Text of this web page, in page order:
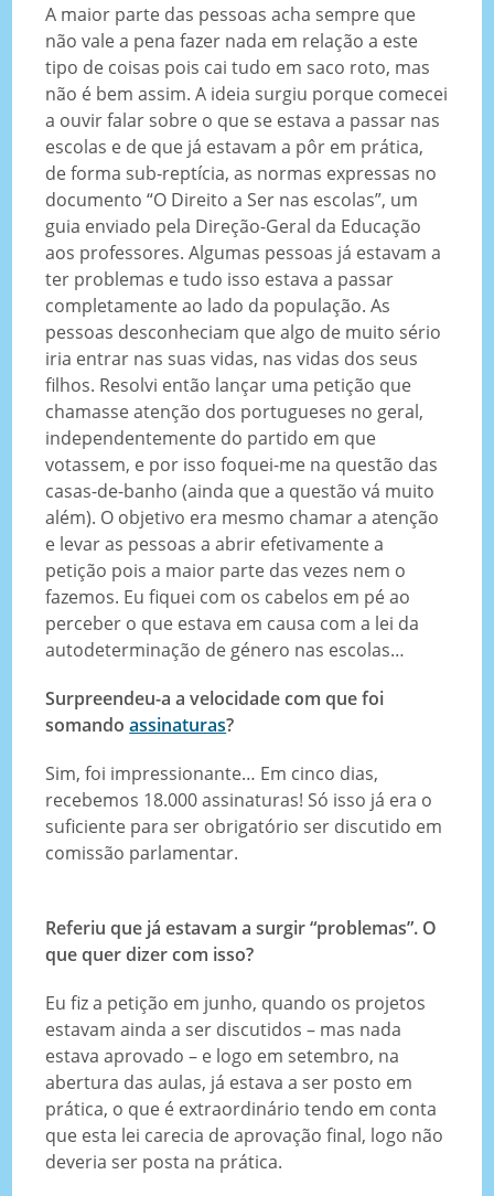
A maior parte das pessoas acha sempre que
não vale a pena fazer nada em relação a este
tipo de coisas pois cai tudo em saco roto, mas
não é bem assim. A ideia surgiu porque comecei
a ouvir falar sobre o que se estava a passar nas
escolas e de que já estavam a pôr em prática,
de forma sub-reptícia, as normas expressas no
documento “O Direito a Ser nas escolas”, um
guia enviado pela Direção-Geral da Educação
aos professores. Algumas pessoas já estavam a
ter problemas e tudo isso estava a passar
completamente ao lado da população. As
pessoas desconheciam que algo de muito sério
iria entrar nas suas vidas, nas vidas dos seus
filhos. Resolvi então lançar uma petição que
chamasse atenção dos portugueses no geral,
independentemente do partido em que
votassem, e por isso foquei-me na questão das
casas-de-banho (ainda que a questão vá muito
além). O objetivo era mesmo chamar a atenção
e levar as pessoas a abrir efetivamente a
petição pois a maior parte das vezes nem o
fazemos. Eu fiquei com os cabelos em pé ao
perceber o que estava em causa com a lei da
autodeterminação de género nas escolas…
Surpreendeu-a a velocidade com que foi
somandoassinaturas?
Sim, foi impressionante… Em cinco dias,
recebemos 18.000 assinaturas! Só isso já era o
suficiente para ser obrigatório ser discutido em
comissão parlamentar.
Referiu que já estavam a surgir “problemas”. O
que quer dizer com isso?
Eu fiz a petição em junho, quando os projetos
estavam ainda a ser discutidos – mas nada
estava aprovado – e logo em setembro, na
abertura das aulas, já estava a ser posto em
prática, o que é extraordinário tendo em conta
que esta lei carecia de aprovação final, logo não
deveria ser posta na prática.